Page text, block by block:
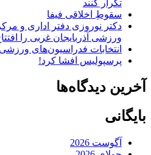
تکرار کنند
سقوطِ اخلاقی فیفا
دکتر نوروزی دفتر اداری و
ورزشی آذربایجان غربی را
انتخابات فدراسیون‌های ورزشی
پرسپولیس افشا کرد!
آخرین دیدگاه‌ها
بایگانی
آگوست 2026